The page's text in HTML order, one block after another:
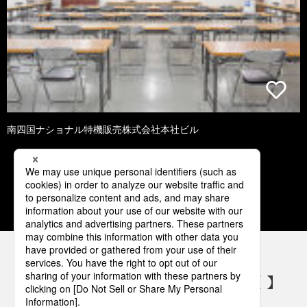
南四国ナショナル特機販売株式会社本社ビル
1 2 3 4 5
パナソニックの電気設備 SNSアカウント